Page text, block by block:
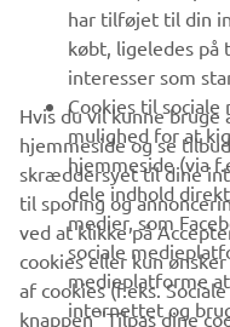
Vær den første til at få
arrangementer, nye
Læs vores privatlivspolitik
personlige data:
købt, ligeledes på
interesser som
Cookies til sociale
mulighed for at
hjemmeside (via
dele indhold
medier, som
sociale
medieplatforme
internettet og
Hvis du vil kunne
hjemmeside og se
skræddersyet til dine
til sporing og
ved at klikke på
cookies eller kun
af cookies (f.eks.
knappen "Tilpas dine
til enhver tid ændre